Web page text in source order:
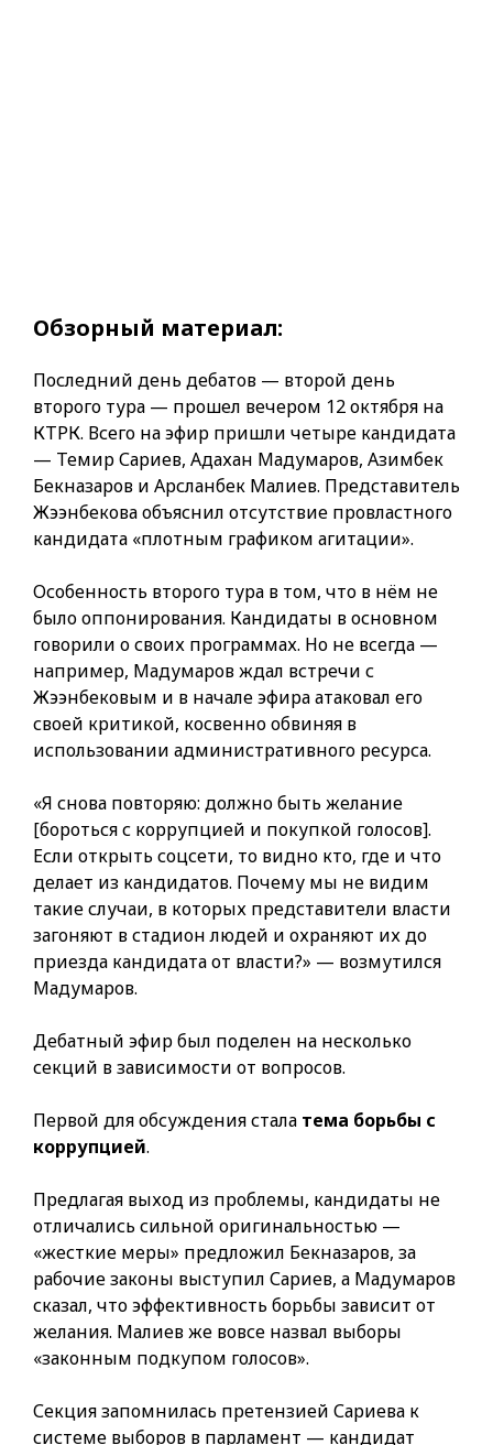
Обзорный материал:
Последний день дебатов — второй день
второго тура — прошел вечером 12 октября на
КТРК. Всего на эфир пришли четыре кандидата
— Темир Сариев, Адахан Мадумаров, Азимбек
Бекназаров и Арсланбек Малиев. Представитель
Жээнбекова объяснил отсутствие провластного
кандидата «плотным графиком агитации».
Особенность второго тура в том, что в нём не
было оппонирования. Кандидаты в основном
говорили о своих программах. Но не всегда —
например, Мадумаров ждал встречи с
Жээнбековым и в начале эфира атаковал его
своей критикой, косвенно обвиняя в
использовании административного ресурса.
«Я снова повторяю: должно быть желание
[бороться с коррупцией и покупкой голосов].
Если открыть соцсети, то видно кто, где и что
делает из кандидатов. Почему мы не видим
такие случаи, в которых представители власти
загоняют в стадион людей и охраняют их до
приезда кандидата от власти?» — возмутился
Мадумаров.
Дебатный эфир был поделен на несколько
секций в зависимости от вопросов.
Первой для обсуждения стала тема борьбы с
коррупцией.
Предлагая выход из проблемы, кандидаты не
отличались сильной оригинальностью —
«жесткие меры» предложил Бекназаров, за
рабочие законы выступил Сариев, а Мадумаров
сказал, что эффективность борьбы зависит от
желания. Малиев же вовсе назвал выборы
«законным подкупом голосов».
Секция запомнилась претензией Сариева к
системе выборов в парламент — кандидат